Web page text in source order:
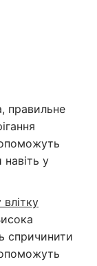
правильне
у
спричинити